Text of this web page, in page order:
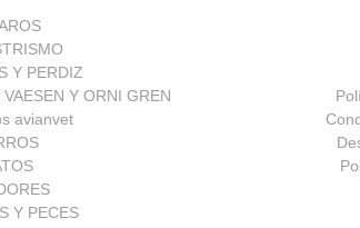
Y PERDIZ
Y ORNI GREN
avianvet
Y PECES